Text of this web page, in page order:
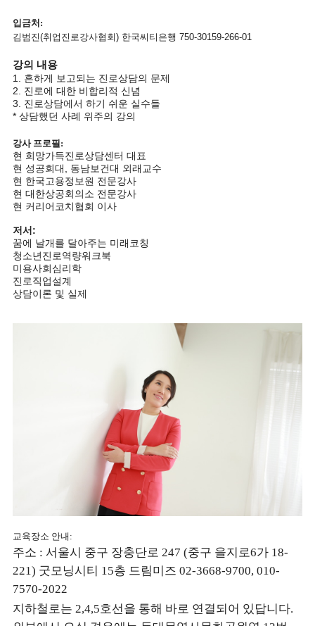
입금처:
김범진(취업진로강사협회) 한국씨티은행 750-30159-266-01
강의 내용
1. 흔하게 보고되는 진로상담의 문제
2. 진로에 대한 비합리적 신념
3. 진로상담에서 하기 쉬운 실수들
* 상담했던 사례 위주의 강의
강사 프로필:
현 희망가득진로상담센터 대표
현 성공회대, 동남보건대 외래교수
현 한국고용정보원 전문강사
현 대한상공회의소 전문강사
현 커리어코치협회 이사
저서:
꿈에 날개를 달아주는 미래코칭
청소년진로역량워크북
미용사회심리학
진로직업설계
상담이론 및 실제
교육장소 안내:
주소 : 서울시 중구 장충단로 247 (중구 을지로6가 18-
221) 굿모닝시티 15층 드림미즈 02-3668-9700, 010-
7570-2022
지하철로는 2,4,5호선을 통해 바로 연결되어 있답니다.